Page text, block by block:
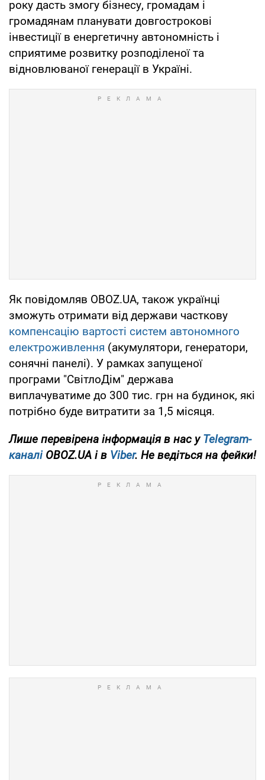
року дасть змогу бізнесу, громадам і
громадянам планувати довгострокові
інвестиції в енергетичну автономність і
сприятиме розвитку розподіленої та
відновлюваної генерації в Україні.
Як повідомляв OBOZ.UA, також українці
зможуть отримати від держави часткову
компенсацію вартості систем автономного
електроживлення (акумулятори, генератори,
сонячні панелі). У рамках запущеної
програми "СвітлоДім" держава
виплачуватиме до 300 тис. грн на будинок, які
потрібно буде витратити за 1,5 місяця.
Лише перевірена інформація в нас уTelegram-
каналіOBOZ.UA і в Viber. Не ведіться на фейки!